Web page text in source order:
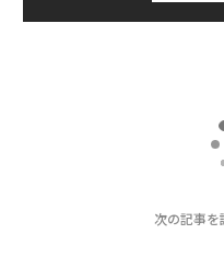
「本屋さ
「本屋さんが来た